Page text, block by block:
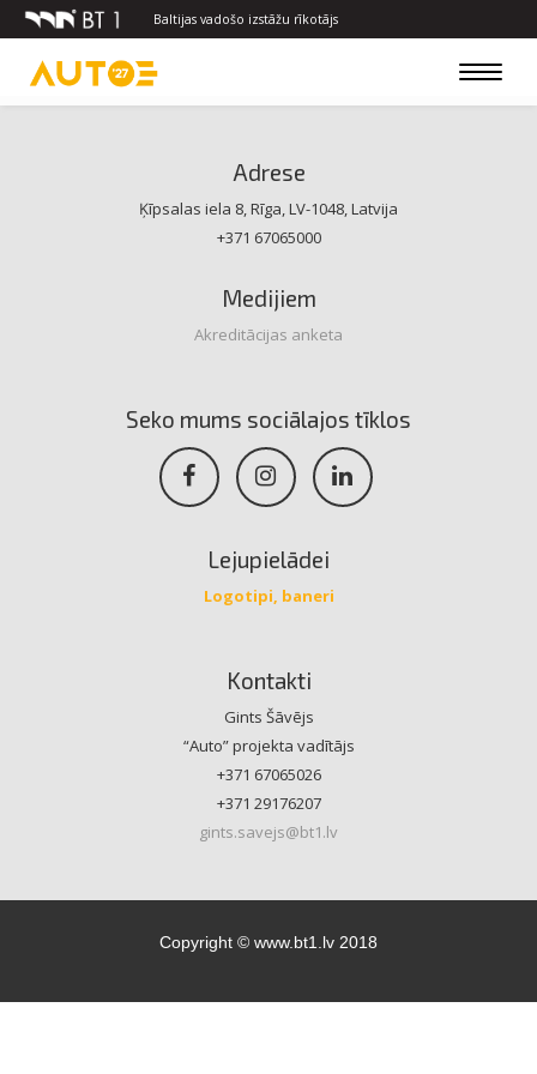
Baltijas vadošo izstāžu rīkotājs
Toggle
Adrese
Ķīpsalas iela 8, Rīga, LV-1048, Latvija
+371 67065000
Medijiem
Akreditācijas anketa
Seko mums sociālajos tīklos
Lejupielādei
Logotipi, baneri
Kontakti
Gints Šāvējs
“Auto” projekta vadītājs
+371 67065026
+371 29176207
gints.savejs@bt1.lv
Copyright © www.bt1.lv 2018